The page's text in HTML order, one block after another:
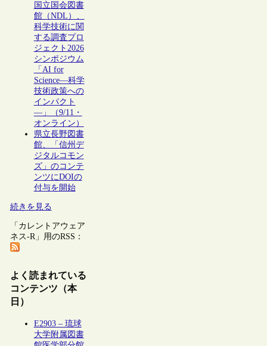
国立国会図書
館（NDL）、
科学技術に関
する調査プロ
ジェクト2026
シンポジウム
「AI for
Science―科学
技術政策への
インパクト
―」（9/11・
オンライン）
県立長野図書
館、「信州デ
ジタルコモン
ズ」のコンテ
ンツにDOIの
付与を開始
続きを見る
「カレントアウェア
ネス-R」用のRSS：
よく読まれている
コンテンツ（本
日）
E2903 – 琉球
大学附属図書